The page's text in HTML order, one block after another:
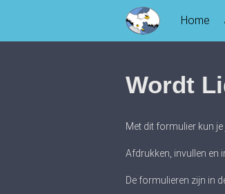
Home
Wordt
Met dit formulier kun je
Afdrukken, invullen en
De formulieren zijn in